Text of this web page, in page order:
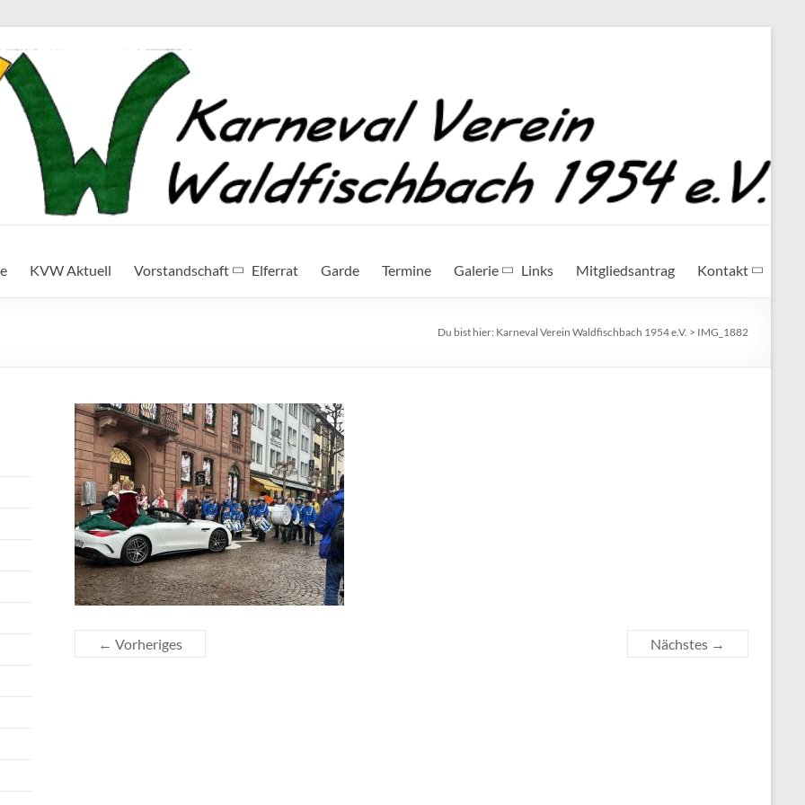
KVW Aktuell Vorstandschaft Elferrat Garde Termine Galerie Links Mitgliedsantrag Kontakt
Du bist hier: Karneval Verein Waldfischbach 1954 e.V. > IMG_1882
← Vorheriges Nächstes →